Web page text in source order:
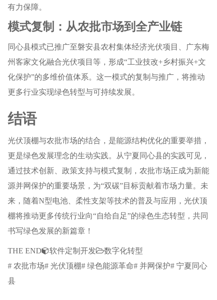
有力保障。
模式复制：从农批市场到全产业链
同心县模式已推广至磐安县农村集体经济光伏项目、广东梅
州客家文化融合光伏项目等，形成“工业技改+乡村振兴+文
化保护”的多维价值体系。这一模式的复制与推广，将推动
更多行业实现绿色转型与可持续发展。
结语
光伏顶棚与农批市场的结合，是能源结构优化的重要举措，
更是绿色发展理念的生动实践。从宁夏同心县的实践可见，
通过技术创新、政策支持与模式复制，农批市场正成为新能
源并网保护的重要场景，为“双碳”目标贡献着市场力量。未
来，随着N型电池、柔性支架等技术的普及与应用，光伏顶
棚将推动更多传统行业向“自给自足”的绿色生态转型，共同
书写绿色发展的新篇章！
THE END 软件定制开发
数字化转型
# 农批市场# 光伏顶棚# 绿色能源革命# 并网保护# 宁夏同心
县